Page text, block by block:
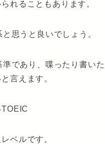
れることもあります。
思うと良いでしょう。
であり、喋ったり書い
言えます。
ベルです。